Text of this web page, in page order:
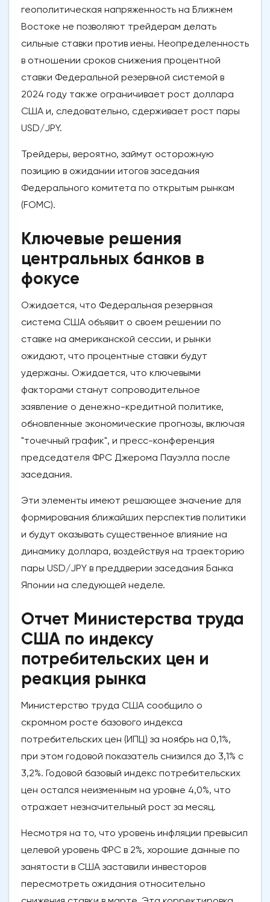
геополитическая напряженность на Ближнем
Востоке не позволяют трейдерам делать
сильные ставки против иены. Неопределенность
в отношении сроков снижения процентной
ставки Федеральной резервной системой в
2024 году также ограничивает рост доллара
США и, следовательно, сдерживает рост пары
USD/JPY.
Трейдеры, вероятно, займут осторожную
позицию в ожидании итогов заседания
Федерального комитета по открытым рынкам
(FOMC).
Ключевые решения
центральных банков в
фокусе
Ожидается, что Федеральная резервная
система США объявит о своем решении по
ставке на американской сессии, и рынки
ожидают, что процентные ставки будут
удержаны. Ожидается, что ключевыми
факторами станут сопроводительное
заявление о денежно-кредитной политике,
обновленные экономические прогнозы, включая
"точечный график", и пресс-конференция
председателя ФРС Джерома Пауэлла после
заседания.
Эти элементы имеют решающее значение для
формирования ближайших перспектив политики
и будут оказывать существенное влияние на
динамику доллара, воздействуя на траекторию
пары USD/JPY в преддверии заседания Банка
Японии на следующей неделе.
Отчет Министерства труда
США по индексу
потребительских цен и
реакция рынка
Министерство труда США сообщило о
скромном росте базового индекса
потребительских цен (ИПЦ) за ноябрь на 0,1%,
при этом годовой показатель снизился до 3,1% с
3,2%. Годовой базовый индекс потребительских
цен остался неизменным на уровне 4,0%, что
отражает незначительный рост за месяц.
Несмотря на то, что уровень инфляции превысил
целевой уровень ФРС в 2%, хорошие данные по
занятости в США заставили инвесторов
пересмотреть ожидания относительно